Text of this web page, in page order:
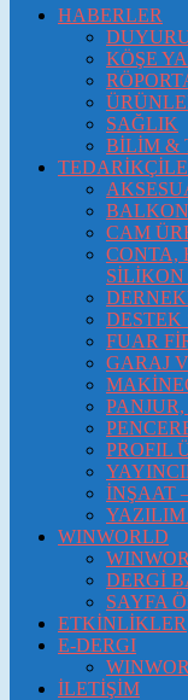
HABERLER
KÖŞE
SAĞLIK
BİLİM &
CAM
CONTA,
SİLİKON
DESTEK
FUAR
GARAJ
PROFIL
İNŞAAT
WINWORLD
DERGİ
SAYFA
ETKİNLİKLER
E-DERGI
İLETİŞİM